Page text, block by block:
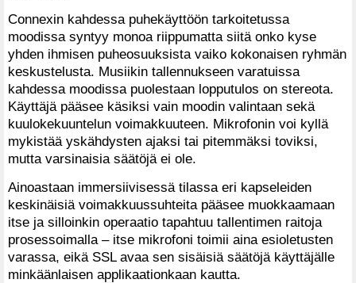
Connexin kahdessa puhekäyttöön tarkoitetussa
moodissa syntyy monoa riippumatta siitä onko kyse
yhden ihmisen puheosuuksista vaiko kokonaisen ryhmän
keskustelusta. Musiikin tallennukseen varatuissa
kahdessa moodissa puolestaan lopputulos on stereota.
Käyttäjä pääsee käsiksi vain moodin valintaan sekä
kuulokekuuntelun voimakkuuteen. Mikrofonin voi kyllä
mykistää yskähdysten ajaksi tai pitemmäksi toviksi,
mutta varsinaisia säätöjä ei ole.
Ainoastaan immersiivisessä tilassa eri kapseleiden
keskinäisiä voimakkuussuhteita pääsee muokkaamaan
itse ja silloinkin operaatio tapahtuu tallentimen raitoja
prosessoimalla – itse mikrofoni toimii aina esioletusten
varassa, eikä SSL avaa sen sisäisiä säätöjä käyttäjälle
minkäänlaisen applikaationkaan kautta.